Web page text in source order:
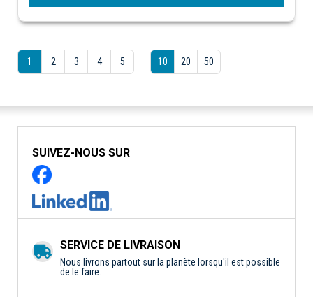
1 2 3 4 5 10 20 50
SUIVEZ-NOUS SUR
SERVICE DE LIVRAISON
Nous livrons partout sur la planète lorsqu'il est possible
de le faire.